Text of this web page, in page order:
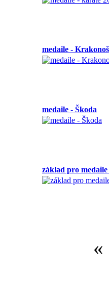
medaile - Krakonoš
medaile - Škoda
základ pro medaile
«